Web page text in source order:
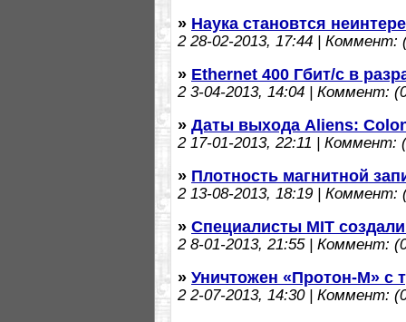
» Наука становтся
228-02-2013, 17:44 | Коммент:
» Ethernet 400 Гбит/с в
23-04-2013, 14:04 | Коммент:
» Даты выхода Aliens:
217-01-2013, 22:11 | Коммент:
» Плотность магнитной
213-08-2013, 18:19 | Коммент:
» Специалисты MIT
28-01-2013, 21:55 | Коммент:
» Уничтожен «Протон-М» с
22-07-2013, 14:30 | Коммент: